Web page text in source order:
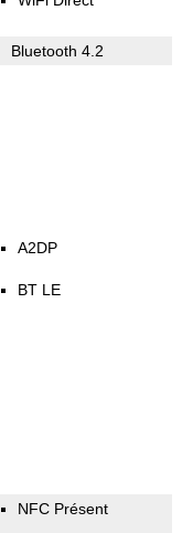
Bluetooth 4.2
A2DP
BT LE
NFC Présent